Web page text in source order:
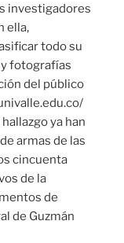
investigadores
ella,
todo su
fotografías
del público
ya han
armas de las
cincuenta
de la
de
de Guzmán